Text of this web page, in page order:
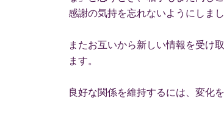
感謝の気持を忘れないようにしまし
またお互いから新しい情報を受け
ます。
良好な関係を維持するには、変化